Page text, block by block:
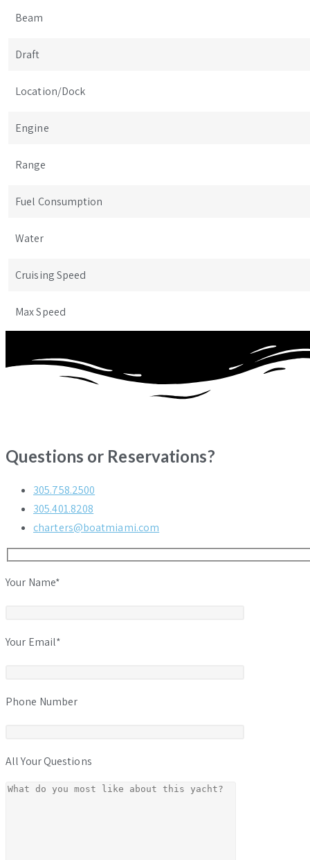
Beam
Draft
Location/Dock
Engine
Range
Fuel Consumption
Water
Cruising Speed
Max Speed
Questions or Reservations?
305.758.2500
305.401.8208
charters@boatmiami.com
Your Name*
Your Email*
Phone Number
All Your Questions